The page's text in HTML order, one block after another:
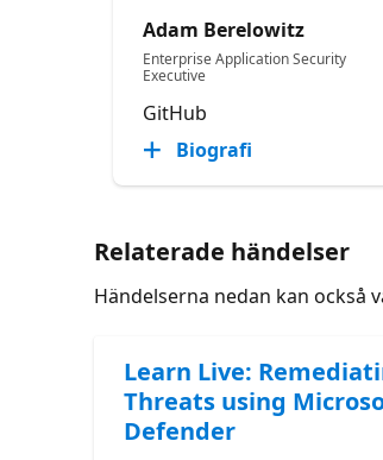
Adam Berelowitz
Enterprise Application Security
Executive
GitHub
Biografi
Relaterade händelser
Händelserna nedan kan också
Learn Live:
Threats using
Defender